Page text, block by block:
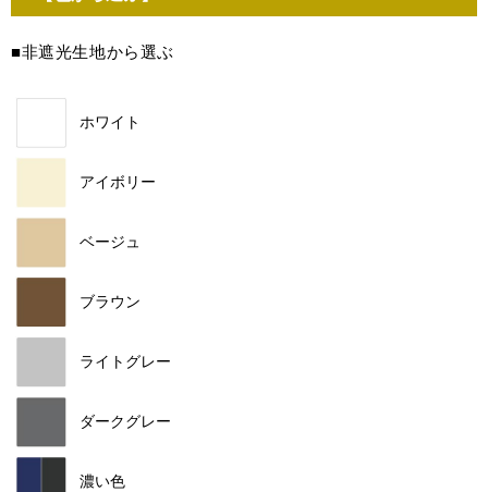
■非遮光生地から選ぶ
ホワイト
アイボリー
ベージュ
ブラウン
ライトグレー
ダークグレー
濃い色